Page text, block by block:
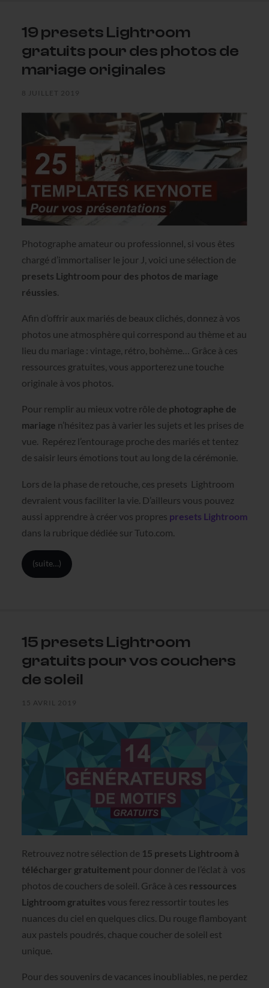
19 presets Lightroom
gratuits pour des photos de
mariage originales
8 JUILLET 2019
Photographe amateur ou professionnel, si vous êtes
chargé d’immortaliser le jour J, voici une sélection de
presets Lightroom pour des photos de mariage
réussies.
Afin d’offrir aux mariés de beaux clichés, donnez à vos
photos une atmosphère qui correspond au thème et au
lieu du mariage : vintage, rétro, bohème… Grâce à ces
ressources gratuites, vous apporterez une touche
originale à vos photos.
Pour remplir au mieux votre rôle de photographe de
mariage n’hésitez pas à varier les sujets et les prises de
vue. Repérez l’entourage proche des mariés et tentez
de saisir leurs émotions tout au long de la cérémonie.
Lors de la phase de retouche, ces presets Lightroom
devraient vous faciliter la vie. D’ailleurs vous pouvez
aussi apprendre à créer vos propres presets Lightroom
dans la rubrique dédiée sur Tuto.com.
(suite…)
15 presets Lightroom
gratuits pour vos couchers
de soleil
15 AVRIL 2019
Retrouvez notre sélection de 15 presets Lightroom à
télécharger gratuitement pour donner de l’éclat à vos
photos de couchers de soleil. Grâce à ces ressources
Lightroom gratuites vous ferez ressortir toutes les
nuances du ciel en quelques clics. Du rouge flamboyant
aux pastels poudrés, chaque coucher de soleil est
unique.
Pour des souvenirs de vacances inoubliables, ne perdez